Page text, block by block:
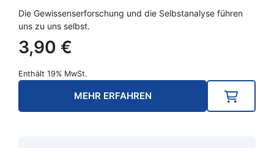
Die Gewissenserforschung und die Selbstanalyse führen
uns zu uns selbst.
3,90 €
Enthält 19% MwSt.
MEHR ERFAHREN